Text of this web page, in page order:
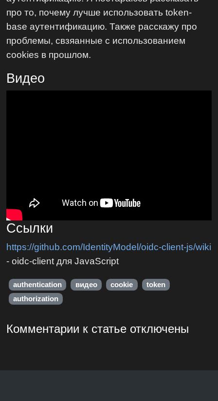
про то, почему лучше использовать token-
base аутентификацию. Также расскажу про
проблемы, свзяанные с использованием
cookies в прошлом.
Видео
Ссылки
https://github.com/IdentityModel/oidc-client-js/wiki
- oidc-client для JavaScript
authentication видео cookie
token
authorization
Комментарии к статье отключены